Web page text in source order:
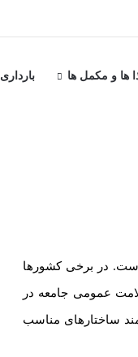
ها و مکمل ها بارداری
در برخی کشورها
عمومی جامعه در
ساختارهای مناسب